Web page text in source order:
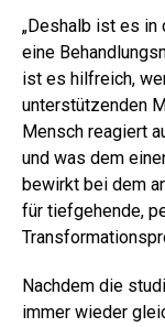
„Deshalb ist es
eine
ist es hilfreich,
unterstützenden
Mensch reagiert
und was dem
bewirkt bei dem
für tiefgehende,
Nachdem die
immer wieder